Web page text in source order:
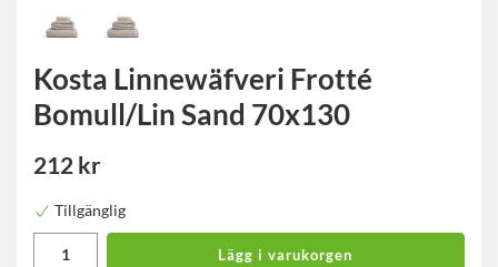
Kosta Linnewäfveri Frotté
Bomull/Lin Sand 70x130
212 kr
Tillgänglig
Lägg i varukorgen